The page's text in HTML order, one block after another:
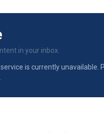
in your inbox.
is currently unavailable.